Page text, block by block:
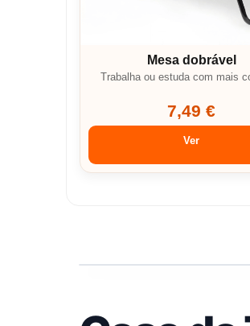
Mesa dobrável
Trabalha ou estuda com mais
7,49 €
Ver